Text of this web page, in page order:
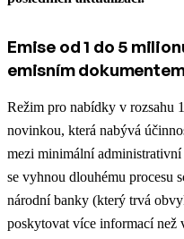
Emise od 1 do 5
emisním
Režim pro nabídky v rozsahu
novinkou, která nabývá
mezi minimální
se vyhnou dlouhému procesu
národní banky (který trvá
poskytovat více informací